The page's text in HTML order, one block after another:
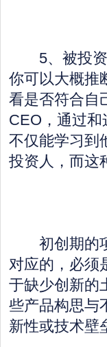
5、被投资
你可以大概推
看是否符合自
CEO，通过
不仅能学习到
投资人，而这
初创期的项
对应的，必须
于缺少创新的
些产品构思与
新性或技术壁